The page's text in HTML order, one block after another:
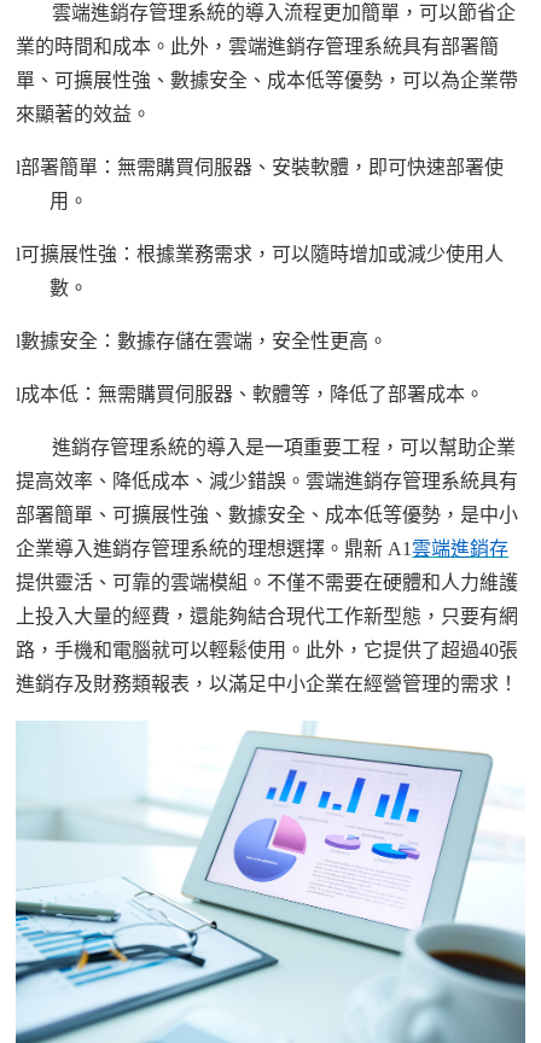
雲端進銷存管理系統的導入流程更加簡單，可以節省企
業的時間和成本。此外，雲端進銷存管理系統具有部署簡
單、可擴展性強、數據安全、成本低等優勢，可以為企業帶
來顯著的效益。
l部署簡單：無需購買伺服器、安裝軟體，即可快速部署使
用。
l可擴展性強：根據業務需求，可以隨時增加或減少使用人
數。
l數據安全：數據存儲在雲端，安全性更高。
l成本低：無需購買伺服器、軟體等，降低了部署成本。
進銷存管理系統的導入是一項重要工程，可以幫助企業
提高效率、降低成本、減少錯誤。雲端進銷存管理系統具有
部署簡單、可擴展性強、數據安全、成本低等優勢，是中小
企業導入進銷存管理系統的理想選擇。鼎新 A1雲端進銷存
提供靈活、可靠的雲端模組。不僅不需要在硬體和人力維護
上投入大量的經費，還能夠結合現代工作新型態，只要有網
路，手機和電腦就可以輕鬆使用。此外，它提供了超過40張
進銷存及財務類報表，以滿足中小企業在經營管理的需求 ！